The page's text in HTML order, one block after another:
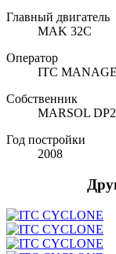
Главный двигатель
MAK 32C
Оператор
ITC
Собственник
MARSOL
Год постройки
2008